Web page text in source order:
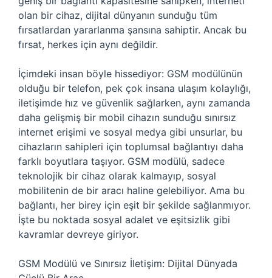
olan bir cihaz, dijital dünyanın sunduğu tüm
fırsatlardan yararlanma şansına sahiptir. Ancak bu
fırsat, herkes için aynı değildir.
İçimdeki insan böyle hissediyor: GSM modülünün
olduğu bir telefon, pek çok insana ulaşım kolaylığı,
iletişimde hız ve güvenlik sağlarken, aynı zamanda
daha gelişmiş bir mobil cihazın sunduğu sınırsız
internet erişimi ve sosyal medya gibi unsurlar, bu
cihazların sahipleri için toplumsal bağlantıyı daha
farklı boyutlara taşıyor. GSM modülü, sadece
teknolojik bir cihaz olarak kalmayıp, sosyal
mobilitenin de bir aracı haline gelebiliyor. Ama bu
bağlantı, her birey için eşit bir şekilde sağlanmıyor.
İşte bu noktada sosyal adalet ve eşitsizlik gibi
kavramlar devreye giriyor.
GSM Modülü ve Sınırsız İletişim: Dijital Dünyada